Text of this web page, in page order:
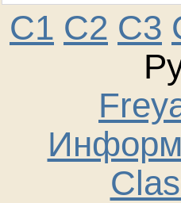
C1 C2 C3